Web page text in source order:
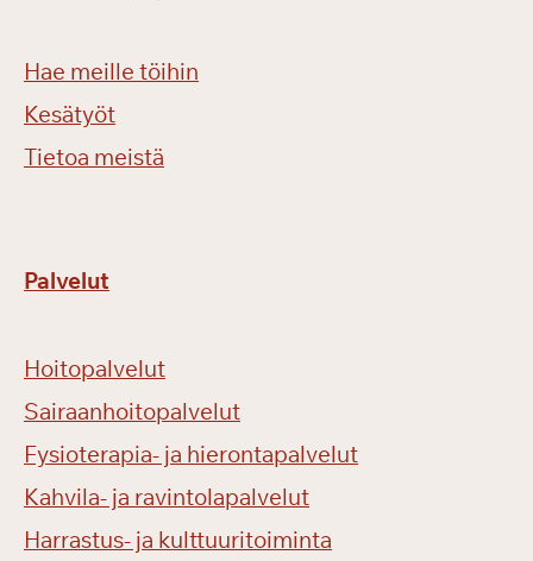
Hae meille töihin
Kesätyöt
Tietoa meistä
Palvelut
Hoitopalvelut
Sairaanhoitopalvelut
Fysioterapia- ja hierontapalvelut
Kahvila- ja ravintolapalvelut
Harrastus- ja kulttuuritoiminta